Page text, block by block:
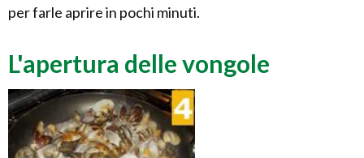
per farle aprire in pochi minuti.
L'apertura delle vongole